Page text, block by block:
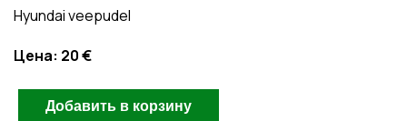
Hyundai veepudel
Цена: 20 €